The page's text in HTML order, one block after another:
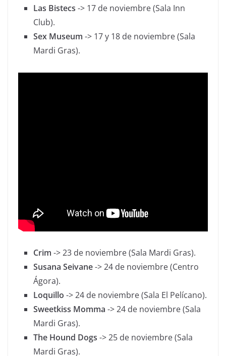
Las Bistecs -> 17 de noviembre (Sala Inn
Club).
Sex Museum -> 17 y 18 de noviembre (Sala
Mardi Gras).
Crim -> 23 de noviembre (Sala Mardi Gras).
Susana Seivane-> 24 de noviembre (Centro
Ágora).
Loquillo -> 24 de noviembre (Sala El Pelícano).
Sweetkiss Momma -> 24 de noviembre (Sala
Mardi Gras).
The Hound Dogs -> 25 de noviembre (Sala
Mardi Gras).